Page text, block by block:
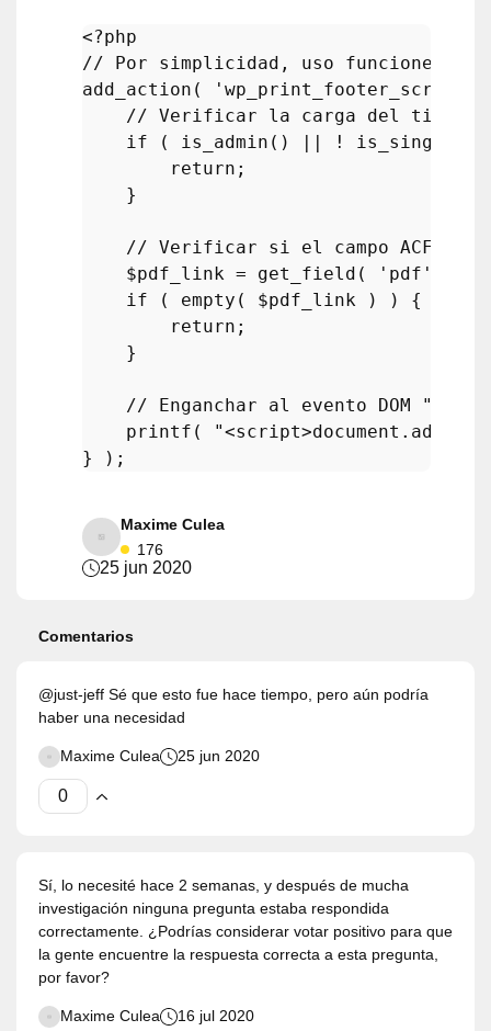
<?php
// Por simplicidad, uso funciones
add_action ( 'wp_print_footer_scripts'
// Verificar la carga del tipo de
if ( is_admin () || ! is_singular
return ;
    }
// Verificar si el campo ACF del
$pdf_link = get_field ( 'pdf'
if ( empty ( $pdf_link ) ) {
return ;
    }
// Enganchar al evento DOM
printf (
Maxime Culea
176
25 jun 2020
Comentarios
@just-jeff Sé que esto fue hace tiempo, pero aún podría
haber una necesidad
Maxime Culea 25 jun 2020
Sí, lo necesité hace 2 semanas, y después de mucha
investigación ninguna pregunta estaba respondida
correctamente. ¿Podrías considerar votar positivo para que
la gente encuentre la respuesta correcta a esta pregunta,
por favor?
Maxime Culea 16 jul 2020